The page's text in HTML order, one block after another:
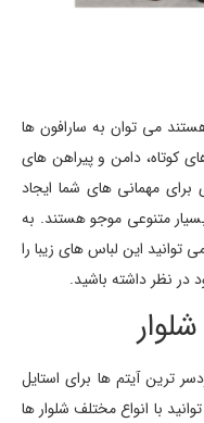
می توان به سارافون ها
کوتاه، دامن و پیراهن های
مهمانی های شما ایجاد
متنوعی موجو هستند. به
توانید این لباس های زیبا را
در نظر داشته باشید.
ترین آیتم ها برای استایل
با انواع مختلف شلوار ها